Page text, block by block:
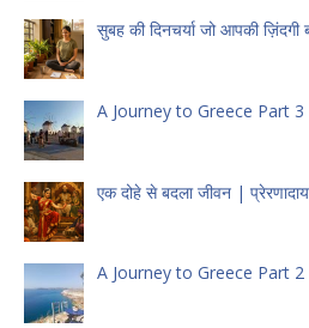
सुबह की दिनचर्या जो आपकी
A Journey to Greece Part 3
एक दोहे से बदला जीवन |
A Journey to Greece Part 2